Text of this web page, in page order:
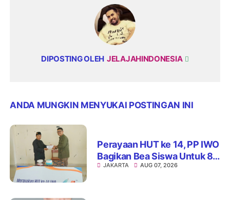
DIPOSTING OLEH JELAJAHINDONESIA
ANDA MUNGKIN MENYUKAI POSTINGAN INI
Perayaan HUT ke 14, PP IWO
Bagikan Bea Siswa Untuk 8
Siswa SD Muhammadiyah
JAKARTA AUG 07, 2026